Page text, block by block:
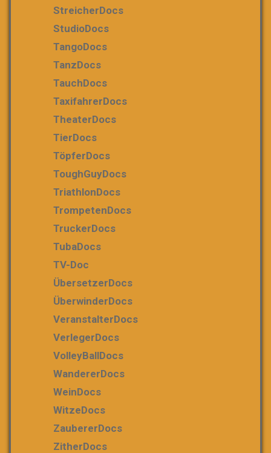
StreicherDocs
StudioDocs
TangoDocs
TanzDocs
TauchDocs
TaxifahrerDocs
TheaterDocs
TierDocs
TöpferDocs
ToughGuyDocs
TriathlonDocs
TrompetenDocs
TruckerDocs
TubaDocs
TV-Doc
ÜbersetzerDocs
ÜberwinderDocs
VeranstalterDocs
VerlegerDocs
VolleyBallDocs
WandererDocs
WeinDocs
WitzeDocs
ZaubererDocs
ZitherDocs